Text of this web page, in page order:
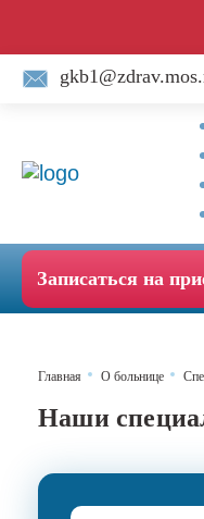
Записаться на
Главная О больнице
Наши